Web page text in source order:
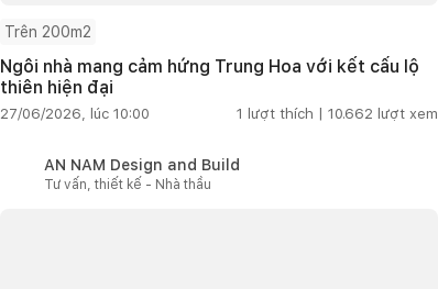
Trên 200m2
Ngôi nhà mang cảm hứng Trung Hoa với kết cấu lộ
thiên hiện đại
27/06/2026, lúc 10:00 1 lượt thích | 10.662 lượt xem
AN NAM Design and Build
Tư vấn, thiết kế - Nhà thầu